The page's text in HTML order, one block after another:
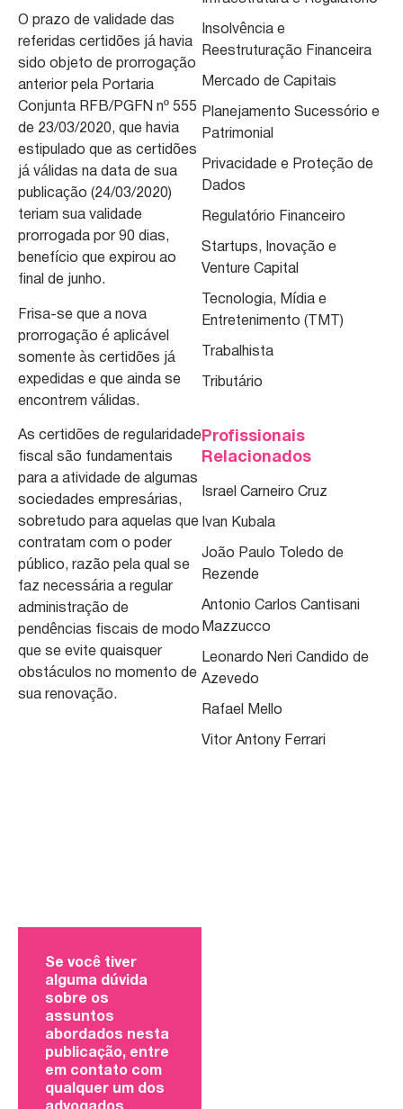
O prazo de validade das
referidas certidões já havia
sido objeto de prorrogação
anterior pela Portaria
Conjunta RFB/PGFN nº 555
de 23/03/2020, que havia
estipulado que as certidões
já válidas na data de sua
publicação (24/03/2020)
teriam sua validade
prorrogada por 90 dias,
benefício que expirou ao
final de junho.
Frisa-se que a nova
prorrogação é aplicável
somente às certidões já
expedidas e que ainda se
encontrem válidas.
As certidões de regularidade
fiscal são fundamentais
para a atividade de algumas
sociedades empresárias,
sobretudo para aquelas que
contratam com o poder
público, razão pela qual se
faz necessária a regular
administração de
pendências fiscais de modo
que se evite quaisquer
obstáculos no momento de
sua renovação.
Se você tiver
alguma dúvida
sobre os
assuntos
abordados nesta
publicação, entre
em contato com
qualquer um dos
Insolvência e
Reestruturação Financeira
Mercado de Capitais
Planejamento Sucessório e
Patrimonial
Privacidade e Proteção de
Dados
Regulatório Financeiro
Startups, Inovação e
Venture Capital
Tecnologia, Mídia e
Entretenimento (TMT)
Trabalhista
Tributário
Profissionais
Relacionados
Israel Carneiro Cruz
Ivan Kubala
João Paulo Toledo de
Rezende
Antonio Carlos Cantisani
Mazzucco
Leonardo Neri Candido de
Azevedo
Rafael Mello
Vitor Antony Ferrari